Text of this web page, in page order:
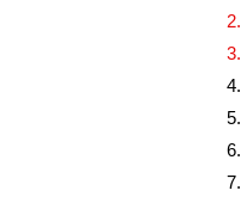
2.
3.
4.
5.
6.
7.